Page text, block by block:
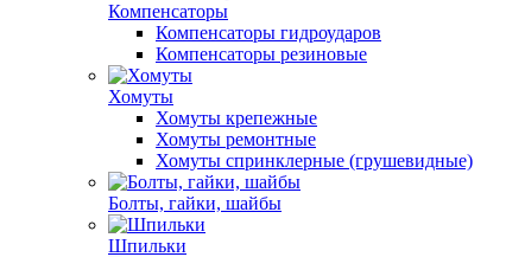
Компенсаторы
Компенсаторы гидроударов
Компенсаторы резиновые
Хомуты
Хомуты крепежные
Хомуты ремонтные
Хомуты спринклерные (грушевидные)
Болты, гайки, шайбы
Шпильки